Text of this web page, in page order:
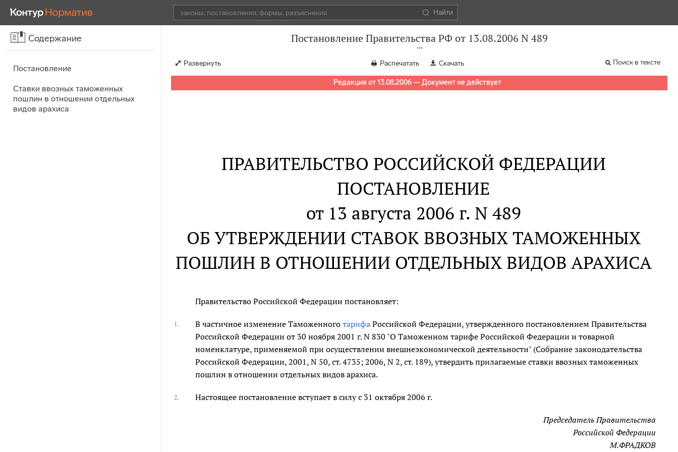
Найти
Содержание
Постановление
Ставки ввозных таможенных
пошлин в отношении отдельных
видов арахиса
Постановление Правительства РФ от 13.08.2006 N 489
Развернуть Распечатать Скачать Поиск в тексте
Редакция от 13.08.2006 — Документ не действует
ПРАВИТЕЛЬСТВО РОССИЙСКОЙ ФЕДЕРАЦИИ
ПОСТАНОВЛЕНИЕ
от 13 августа 2006 г. N 489
ОБ УТВЕРЖДЕНИИ СТАВОК ВВОЗНЫХ ТАМОЖЕННЫХ
ПОШЛИН В ОТНОШЕНИИ ОТДЕЛЬНЫХ ВИДОВ АРАХИСА
Правительство Российской Федерации постановляет:
1. В частичное изменение Таможенноготарифа Российской Федерации, утвержденного постановлением Правительства
Российской Федерации от 30 ноября 2001 г. N 830 "О Таможенном тарифе Российской Федерации и товарной
номенклатуре, применяемой при осуществлении внешнеэкономической деятельности" (Собрание законодательства
Российской Федерации, 2001, N 50, ст. 4735; 2006, N 2, ст. 189), утвердить прилагаемые ставки ввозных таможенных
пошлин в отношении отдельных видов арахиса.
2. Настоящее постановление вступает в силу с 31 октября 2006 г.
Председатель Правительства
Российской Федерации
М.ФРАДКОВ